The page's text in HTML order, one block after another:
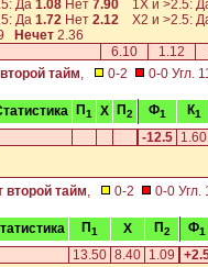
Да 1.08 Нет 7.90 1X и >2.5:
Да 1.72 Нет 2.12 X2 и >2.5:
Нечет 2.36
6.10 1.12
тайм, 0-2 0-0 Угл.
П1 X П2 Ф1 К1
-12.5 1.60
второй тайм, 0-2 0-0 Угл.
П1 X П2 Ф1
13.50 8.40 1.09